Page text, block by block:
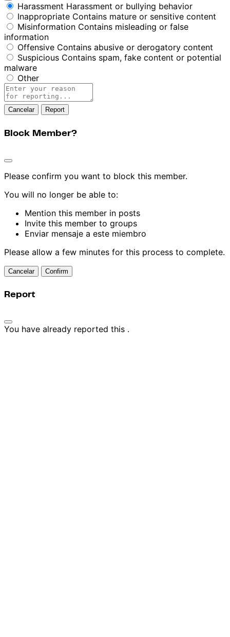
Harassment Harassment or bullying behavior
Inappropriate Contains mature or sensitive content
Misinformation Contains misleading or false
information
Offensive Contains abusive or derogatory content
Suspicious Contains spam, fake content or potential
malware
Other
Report
note
Report
Block Member?
Please confirm you want to block this member.
You will no longer be able to:
Mention this member in posts
Invite this member to groups
Enviar mensaje a este miembro
Please allow a few minutes for this process to complete.
Confirm
Report
You have already reported this .